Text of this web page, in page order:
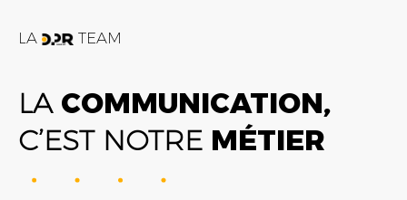
LA TEAM
LACOMMUNICATION,
C’EST NOTRE MÉTIER